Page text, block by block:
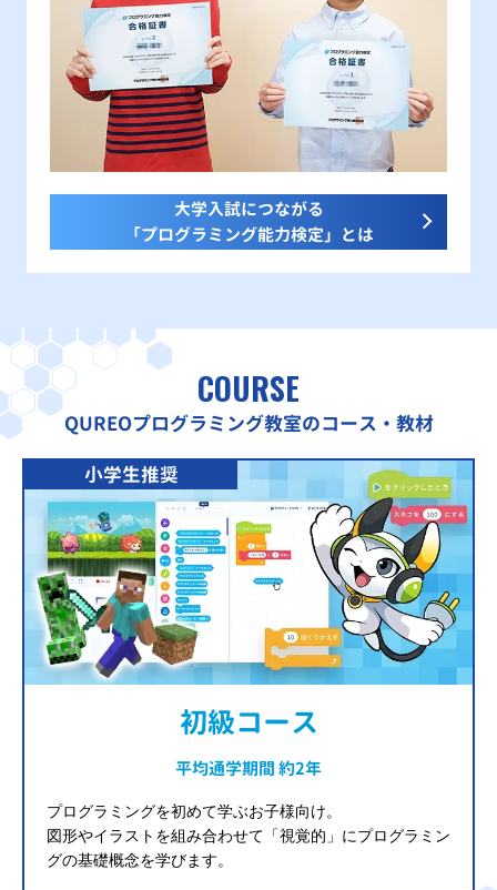
大学入試につながる
「プログラミング能力検定」とは
COURSE
QUREOプログラミング教室のコース・教材
小学生推奨
初級コース
平均通学期間 約2年
プログラミングを初めて学ぶお子様向け。
図形やイラストを組み合わせて「視覚的」にプログラミン
グの基礎概念を学びます。